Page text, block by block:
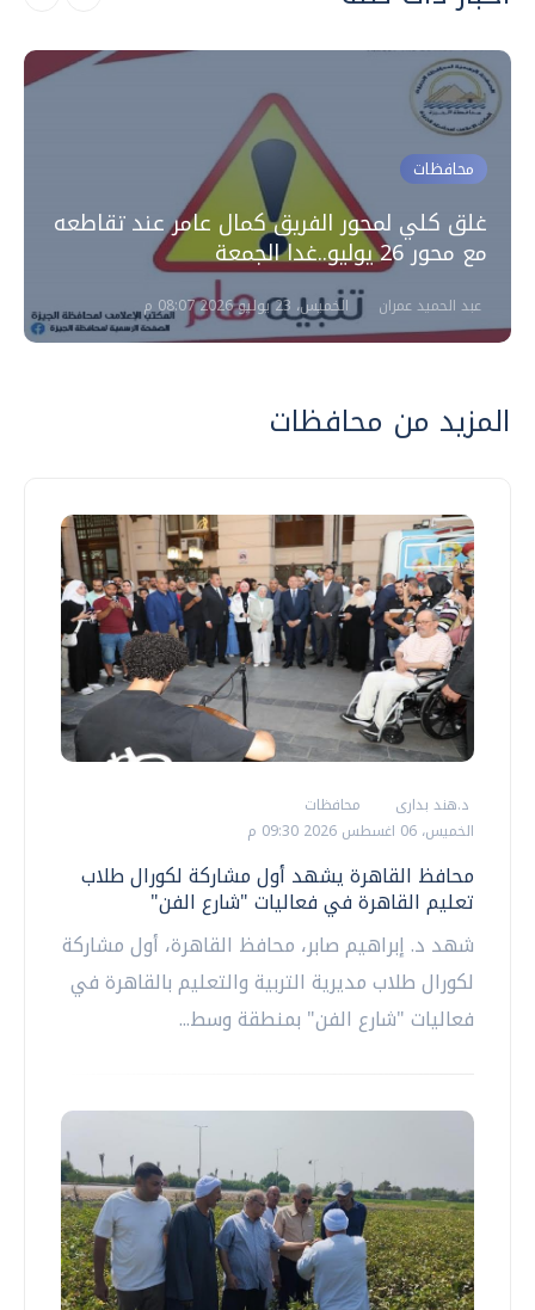
محافظات
غلق كلي لمحور الفريق كمال عامر عند تقاطعه
مع محور 26 يوليو..غدا الجمعة
عبد الحميد عمران الخميس، 23 يوليو 2026 08:07 م
المزيد من محافظات
د.هند بدارى
محافظات
الخميس، 06 اغسطس 2026 09:30 م
محافظ القاهرة يشهد أول مشاركة لكورال طلاب
تعليم القاهرة في فعاليات "شارع الفن"
شهد د. إبراهيم صابر، محافظ القاهرة، أول مشاركة
لكورال طلاب مديرية التربية والتعليم بالقاهرة في
فعاليات "شارع الفن" بمنطقة وسط...